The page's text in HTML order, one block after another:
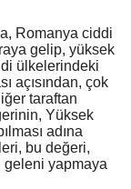
Romanya ciddi
gelip, yüksek
ülkelerindeki
açısından, çok
taraftan
Yüksek
adına
bu değeri,
geleni yapmaya